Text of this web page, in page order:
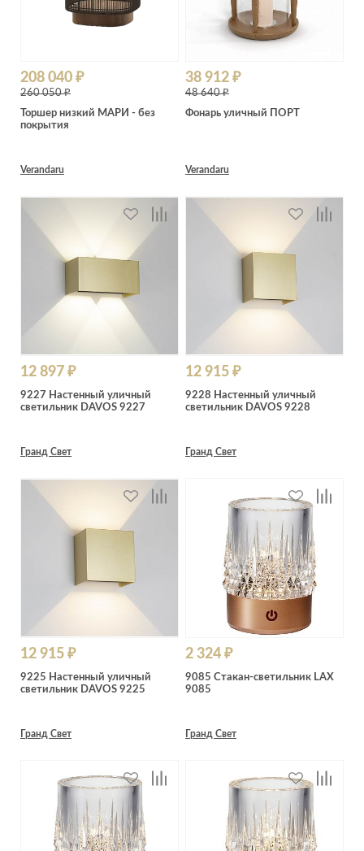
208 040 ₽
260 050 ₽
Торшер низкий МАРИ - без
покрытия
Verandaru
38 912 ₽
48 640 ₽
Фонарь уличный ПОРТ
Verandaru
12 897 ₽
9227 Настенный уличный
светильник DAVOS 9227
Гранд Свет
12 915 ₽
9228 Настенный уличный
светильник DAVOS 9228
Гранд Свет
12 915 ₽
9225 Настенный уличный
светильник DAVOS 9225
Гранд Свет
2 324 ₽
9085 Стакан-светильник LAX
9085
Гранд Свет